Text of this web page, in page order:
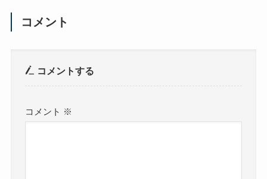
コメント
コメントする
コメント ※